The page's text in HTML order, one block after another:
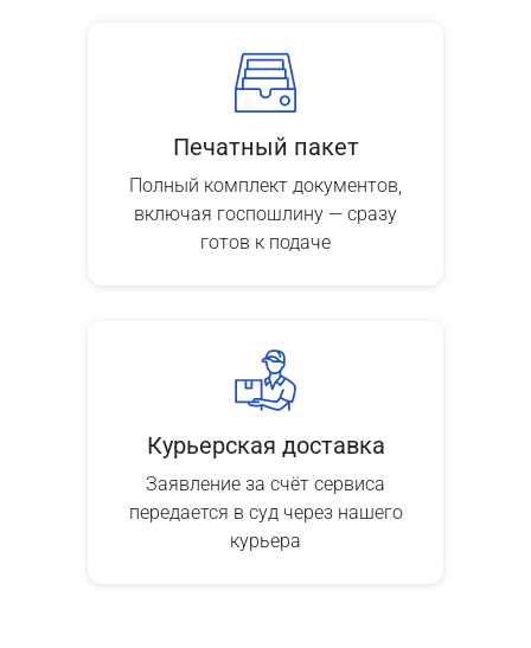
Печатный пакет
Полный комплект документов,
включая госпошлину — сразу
готов к подаче
Курьерская доставка
Заявление за счёт сервиса
передается в суд через нашего
курьера